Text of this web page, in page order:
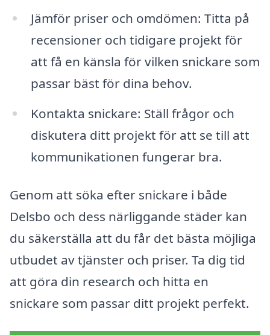
Jämför priser och omdömen: Titta på
recensioner och tidigare projekt för
att få en känsla för vilken snickare som
passar bäst för dina behov.
Kontakta snickare: Ställ frågor och
diskutera ditt projekt för att se till att
kommunikationen fungerar bra.
Genom att söka efter snickare i både
Delsbo och dess närliggande städer kan
du säkerställa att du får det bästa möjliga
utbudet av tjänster och priser. Ta dig tid
att göra din research och hitta en
snickare som passar ditt projekt perfekt.